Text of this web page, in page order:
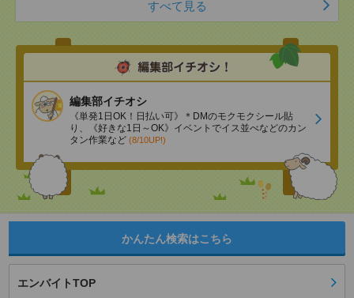
すべて見る
編集部イチオシ
《単発1日OK！日払い可》＊DMのモクモクシール貼
り、《好きな1日～OK》イベントでイス並べなどのカン
タン作業など (8/10UP!)
かんたん検索はこちら
エンバイトTOP